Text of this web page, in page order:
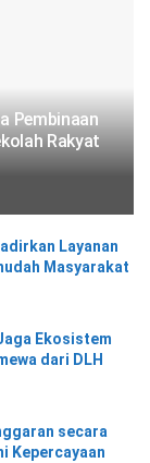
Pembinaan
Rakyat
Layanan
Masyarakat
Ekosistem
dari DLH
secara
Kepercayaan